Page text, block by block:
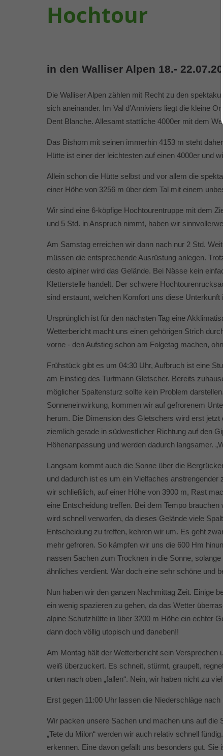
Hochtour
in den Walliser Alpen 18.-
Die Walliser Alpen zählen mit Recht zu den
sich aneinander. Im Val d’Anniviers liegt die kleine
Dent Blanche. Allesamt stattliche 4000er mit dem
Das Bishorn mit seinen immerhin 4153 m steht
Hütte ist einer der leichtesten auf einen 4000er und
Allein schon die Hütte selbst und vor allem die
einer Höhe von 3256 m über dem Tal mit einem
Wir sind eine 6-köpfige Hochtourentruppe mit dem
und 5 Std. in Anspruch nimmt, haben wir
Am Samstag erreichen wir dann nach nur 2 Std.
müssen die entsprechende Ausrüstung anlegen.
desto alpiner wird das Gelände. Bei Nässe kein
Kletterstelle handelt. Der schwere
sind erstaunt, welchen Komfort uns diese Unterkunft
Ursprünglich ist für den nächsten Tag eine
Wetterbericht macht uns einen gehörigen Strich
vorne - den Aufstieg schon am Folgetag machen,
Frühstück gibt es um 04:30 Uhr, Aufbruch ist eine
am Einstieg des Turtmann Gletscher. Bereits
möglicher Spaltensturz sollte kein Problem
Sonneneinwirkung, kommen wir auf gefrorenem
herum. Die Dimension des Gletschers wird erst
ziemlich gerade in südwestlicher Richtung auf den
Höhenanpassung und werden dadurch langsamer.
Langsam kommt auch die Sonne über die
und dadurch ist es um ein Vielfaches
wir schließlich, auf einer Höhe von 3900 m, Rast
eine Entscheidung treffen. Bei dem Tempo
wird schnell verworfen, da dieses Gelände viele
Entscheidung zu treffen, kehren wir um. Es geht
mehr gefroren. So kämpfen wir uns die 600 Hm
nassen Sachen zum Trocknen in die Sonne,
ähnliches verdient. War doch eine sehr schöne und
Nun haben wir den ganzen Nachmittag Zeit. Einige
ein wenig spazieren zu gehen, da das Wetter
alpine Schutzhütte in über 3200 m Höhe ein echter
dann doch völlig utopisch und daneben!!
Am Montag hält der Wetterbericht sein Versprechen
weiß überzuckert. Es schneit, stürmt, graupelt,
unten nach oben „fallen“. Nein, wir haben nicht zu
Erst gegen 11:00 Uhr lassen die Niederschläge
Wir packen unsere Sachen und machen uns auf die
„Tete du Milon“ werden wir auch relativ schnell
erkennen. Eine davon gefällt uns besonders gut.